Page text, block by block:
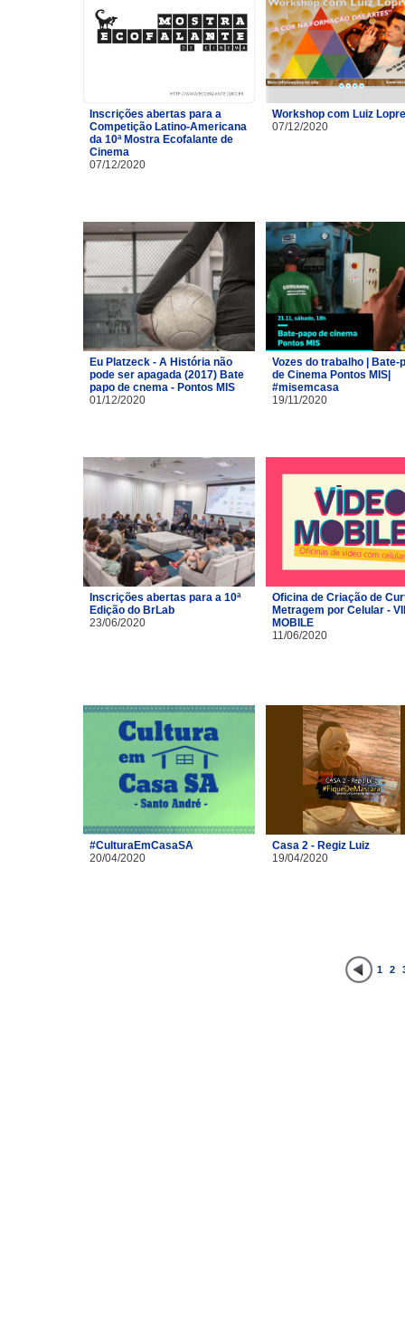
Inscrições abertas para a
Competição Latino-Americana
da 10ª Mostra Ecofalante de
Cinema
07/12/2020
Workshop com Luiz
07/12/2020
Eu Platzeck - A História não
pode ser apagada (2017) Bate
papo de cnema - Pontos MIS
01/12/2020
Vozes do trabalho | Bate-
de Cinema Pontos MIS|
#misemcasa
19/11/2020
Inscrições abertas para a 10ª
Edição do BrLab
23/06/2020
Oficina de Criação de
Metragem por Celular -
MOBILE
11/06/2020
#CulturaEmCasaSA
20/04/2020
Casa 2 - Regiz Luiz
19/04/2020
1 2